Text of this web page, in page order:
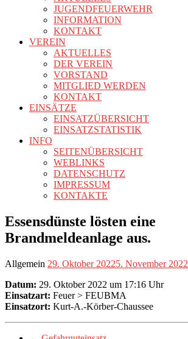
JUGENDFEUERWEHR
INFORMATION
KONTAKT
VEREIN
AKTUELLES
DER VEREIN
VORSTAND
MITGLIED WERDEN
KONTAKT
EINSÄTZE
EINSATZÜBERSICHT
EINSATZSTATISTIK
INFO
SEITENÜBERSICHT
WEBLINKS
DATENSCHUTZ
IMPRESSUM
KONTAKTE
Essensdünste lösten eine
Brandmeldeanlage aus.
Allgemein 29. Oktober 20225. November 2022
Datum: 29. Oktober 2022 um 17:16 Uhr
Einsatzart: Feuer > FEUBMA
Einsatzort: Kurt-A.-Körber-Chaussee